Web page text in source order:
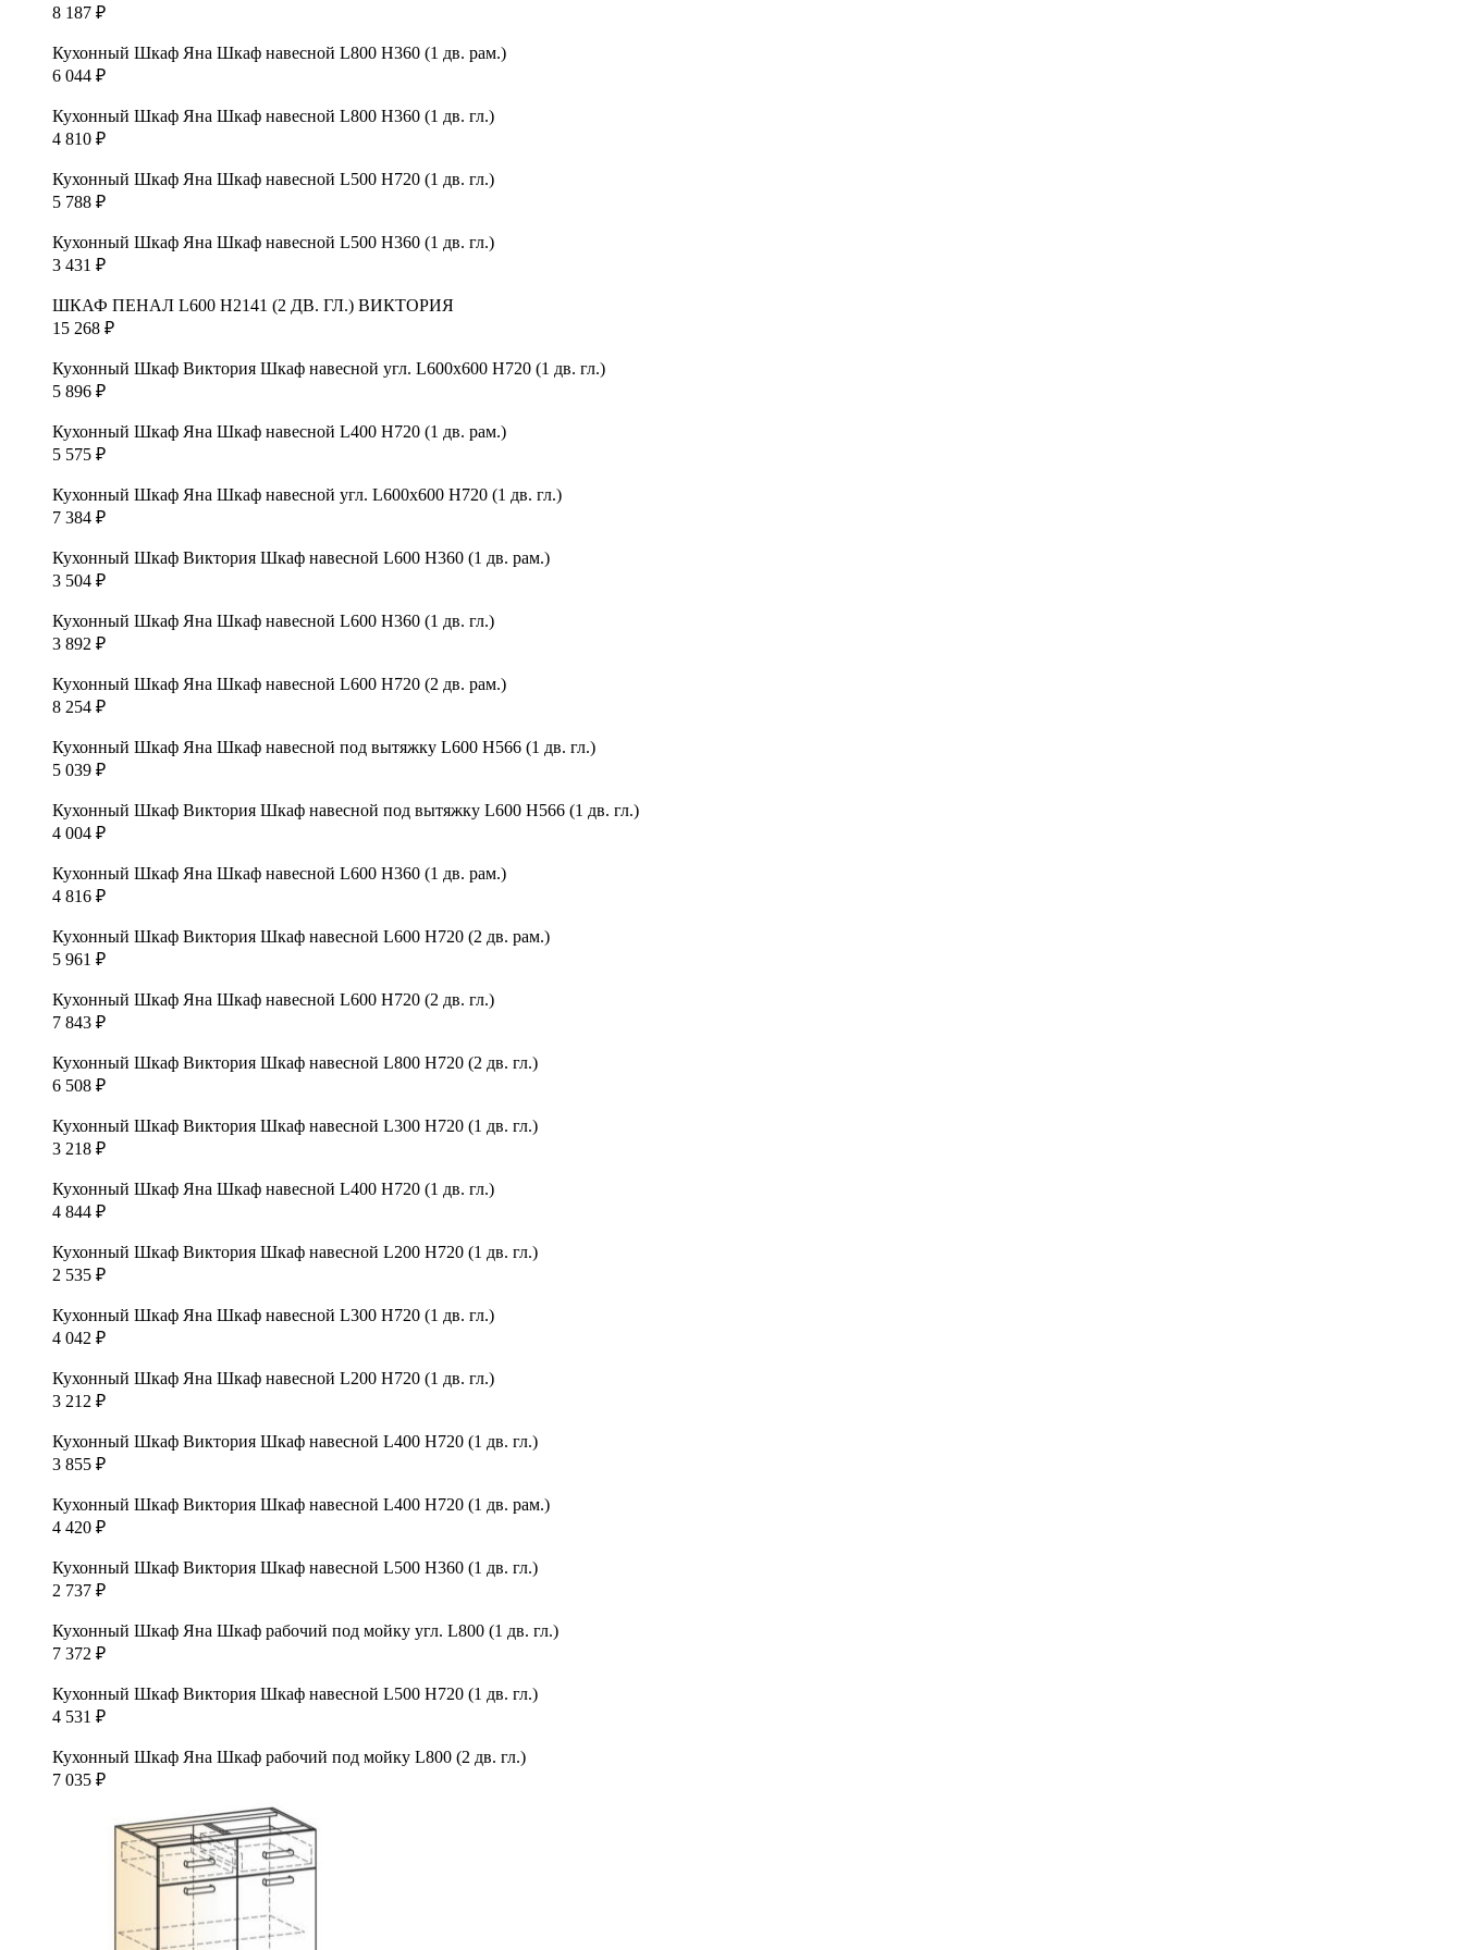
8 187 ₽
Кухонный Шкаф Яна Шкаф навесной L800 Н360 (1 дв. рам.)
6 044 ₽
Кухонный Шкаф Яна Шкаф навесной L800 Н360 (1 дв. гл.)
4 810 ₽
Кухонный Шкаф Яна Шкаф навесной L500 Н720 (1 дв. гл.)
5 788 ₽
Кухонный Шкаф Яна Шкаф навесной L500 Н360 (1 дв. гл.)
3 431 ₽
ШКАФ ПЕНАЛ L600 H2141 (2 ДВ. ГЛ.) ВИКТОРИЯ
15 268 ₽
Кухонный Шкаф Виктория Шкаф навесной угл. L600х600 Н720 (1 дв. гл.)
5 896 ₽
Кухонный Шкаф Яна Шкаф навесной L400 Н720 (1 дв. рам.)
5 575 ₽
Кухонный Шкаф Яна Шкаф навесной угл. L600х600 Н720 (1 дв. гл.)
7 384 ₽
Кухонный Шкаф Виктория Шкаф навесной L600 Н360 (1 дв. рам.)
3 504 ₽
Кухонный Шкаф Яна Шкаф навесной L600 Н360 (1 дв. гл.)
3 892 ₽
Кухонный Шкаф Яна Шкаф навесной L600 Н720 (2 дв. рам.)
8 254 ₽
Кухонный Шкаф Яна Шкаф навесной под вытяжку L600 Н566 (1 дв. гл.)
5 039 ₽
Кухонный Шкаф Виктория Шкаф навесной под вытяжку L600 Н566 (1 дв. гл.)
4 004 ₽
Кухонный Шкаф Яна Шкаф навесной L600 Н360 (1 дв. рам.)
4 816 ₽
Кухонный Шкаф Виктория Шкаф навесной L600 Н720 (2 дв. рам.)
5 961 ₽
Кухонный Шкаф Яна Шкаф навесной L600 Н720 (2 дв. гл.)
7 843 ₽
Кухонный Шкаф Виктория Шкаф навесной L800 Н720 (2 дв. гл.)
6 508 ₽
Кухонный Шкаф Виктория Шкаф навесной L300 Н720 (1 дв. гл.)
3 218 ₽
Кухонный Шкаф Яна Шкаф навесной L400 Н720 (1 дв. гл.)
4 844 ₽
Кухонный Шкаф Виктория Шкаф навесной L200 H720 (1 дв. гл.)
2 535 ₽
Кухонный Шкаф Яна Шкаф навесной L300 Н720 (1 дв. гл.)
4 042 ₽
Кухонный Шкаф Яна Шкаф навесной L200 H720 (1 дв. гл.)
3 212 ₽
Кухонный Шкаф Виктория Шкаф навесной L400 Н720 (1 дв. гл.)
3 855 ₽
Кухонный Шкаф Виктория Шкаф навесной L400 Н720 (1 дв. рам.)
4 420 ₽
Кухонный Шкаф Виктория Шкаф навесной L500 Н360 (1 дв. гл.)
2 737 ₽
Кухонный Шкаф Яна Шкаф рабочий под мойку угл. L800 (1 дв. гл.)
7 372 ₽
Кухонный Шкаф Виктория Шкаф навесной L500 Н720 (1 дв. гл.)
4 531 ₽
Кухонный Шкаф Яна Шкаф рабочий под мойку L800 (2 дв. гл.)
7 035 ₽